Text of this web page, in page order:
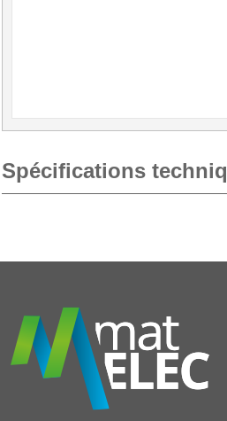
Spécifications